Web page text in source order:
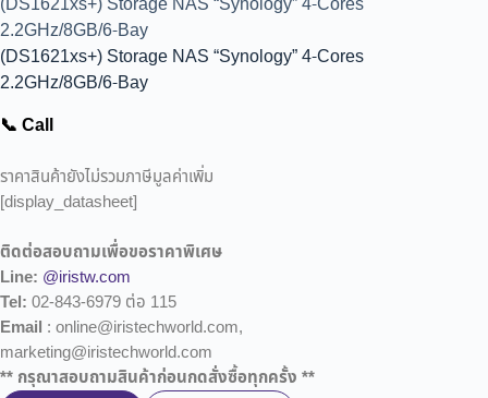
2.2GHz/8GB/6-Bay
(DS1621xs+) Storage NAS “Synology” 4-Cores
2.2GHz/8GB/6-Bay
📞 Call
ราคาสินค้ายังไม่รวมภาษีมูลค่าเพิ่ม
[display_datasheet]
ติดต่อสอบถามเพื่อขอราคาพิเศษ
Line: @iristw.com
Tel: 02-843-6979 ต่อ 115
Email : online@iristechworld.com,
marketing@iristechworld.com
** กรุณาสอบถามสินค้าก่อนกดสั่งซื้อทุกครั้ง **